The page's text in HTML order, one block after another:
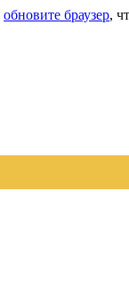
обновите браузер,